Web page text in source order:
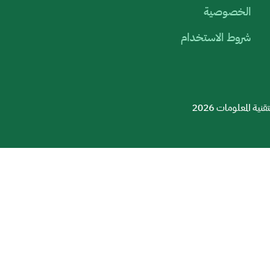
الخصوصية
شروط الاستخدام
2026